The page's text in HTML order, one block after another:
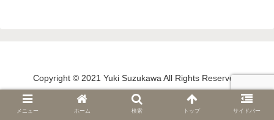
Copyright © 2021 Yuki Suzukawa All Rights Reserved.
メニュー ホーム 検索 トップ サイドバー